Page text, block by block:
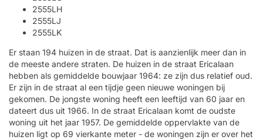
2555LH
2555LJ
2555LK
Er staan 194 huizen in de straat. Dat is aanzienlijk meer dan in
de meeste andere straten. De huizen in de straat Ericalaan
hebben als gemiddelde bouwjaar 1964: ze zijn dus relatief oud.
Er zijn in de straat al een tijdje geen nieuwe woningen bij
gekomen. De jongste woning heeft een leeftijd van 60 jaar en
dateert dus uit 1966. In de straat Ericalaan komt de oudste
woning uit het jaar 1957. De gemiddelde oppervlakte van de
huizen ligt op 69 vierkante meter - de woningen zijn er over het